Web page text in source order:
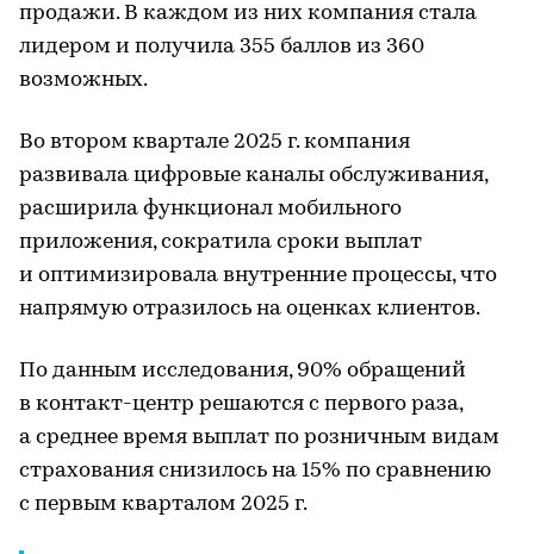
продажи. В каждом из них компания стала
лидером и получила 355 баллов из 360
возможных.
Во втором квартале 2025 г. компания
развивала цифровые каналы обслуживания,
расширила функционал мобильного
приложения, сократила сроки выплат
и оптимизировала внутренние процессы, что
напрямую отразилось на оценках клиентов.
По данным исследования, 90% обращений
в контакт-центр решаются с первого раза,
а среднее время выплат по розничным видам
страхования снизилось на 15% по сравнению
с первым кварталом 2025 г.